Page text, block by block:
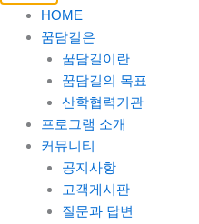
HOME
꿈담길은
꿈담길이란
꿈담길의 목표
산학협력기관
프로그램 소개
커뮤니티
공지사항
고객게시판
질문과 답변